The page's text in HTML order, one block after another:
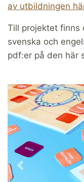
av utbildningen
Till projektet finns
svenska och
pdf:er på den här
Förra